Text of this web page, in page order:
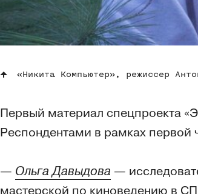
«Никита Компьютер», режиссер
Первый материал спецпроекта
Респондентами в рамках первой
— Ольга Давыдова —